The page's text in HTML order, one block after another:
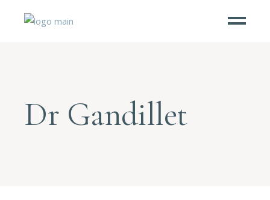
Dr Gandillet